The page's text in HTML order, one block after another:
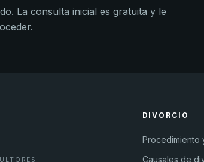
La consulta inicial es gratuita y le
DIVORCIO
Procedimiento
Causales de